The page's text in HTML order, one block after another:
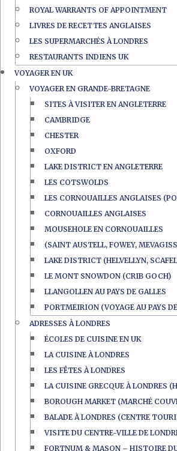
ROYAL WARRANTS OF APPOINTMENT
LIVRES DE RECETTES ANGLAISES
LES SUPERMARCHÉS À LONDRES
RESTAURANTS INDIENS UK
VOYAGER EN UK
VOYAGER EN GRANDE-BRETAGNE
SITES À VISITER EN ANGLETERRE
CAMBRIDGE
CHESTER
OXFORD
LAKE DISTRICT EN ANGLETERRE
LES COTSWOLDS
LES CORNOUAILLES ANGLAISES
CORNOUAILLES ANGLAISES
MOUSEHOLE EN CORNOUAILLES
(SAINT AUSTELL, FOWEY,
LAKE DISTRICT (HELVELLYN,
LE MONT SNOWDON (CRIB GOCH)
LLANGOLLEN AU PAYS DE GALLES
PORTMEIRION (VOYAGE AU PAYS
ADRESSES À LONDRES
ÉCOLES DE CUISINE EN UK
LA CUISINE À LONDRES
LES FÊTES À LONDRES
LA CUISINE GRECQUE À LONDRES
BOROUGH MARKET (MARCHÉ
BALADE À LONDRES (CENTRE
VISITE DU CENTRE-VILLE DE
FORTNUM & MASON – HISTOIRE